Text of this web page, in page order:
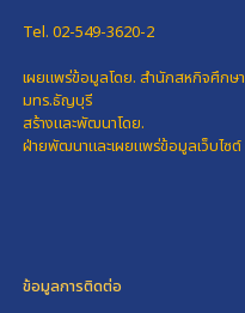
Tel. 02-549-3620-2
เผยแพร่ข้อมูลโดย. สำนักสหกิจศึกษา
มทร.ธัญบุรี
สร้างและพัฒนาโดย.
ฝ่ายพัฒนาและเผยแพร่ข้อมูลเว็บไซต์
ข้อมูลการติดต่อ